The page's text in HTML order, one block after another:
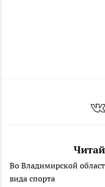
Во Владимирской
вида спорта